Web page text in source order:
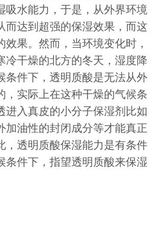
吸水能力，于是，从外界环境
而达到超强的保湿效果，而这
果。然而，当环境变化时，
冷干燥的北方的冬天，湿度降
条件下，透明质酸是无法从外
，实际上在这种干燥的气候条
进入真皮的小分子保湿剂比如
加油性的封闭成分等才能真正
，透明质酸保湿能力是有条件
条件下，指望透明质酸来保湿